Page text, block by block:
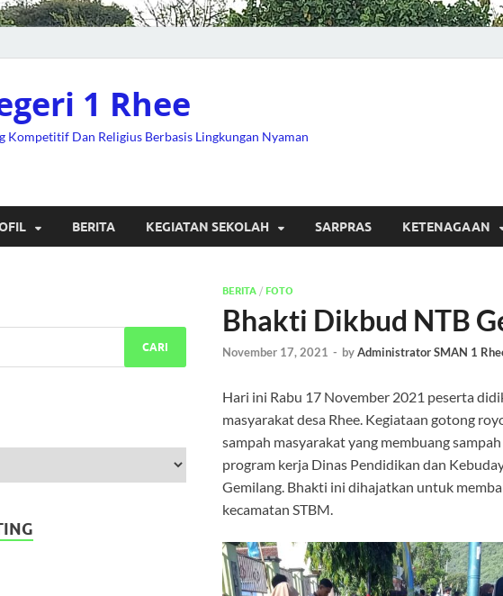
1 Rhee
Kompetitif Dan Religius Berbasis Lingkungan Nyaman
BERITA KEGIATAN SEKOLAH SARPRAS KETENAGAAN
BERITA / FOTO
Bhakti Dikbud NTB
November 17, 2021 - byAdministrator SMAN 1
Hari ini Rabu 17 November 2021 peserta
masyarakat desa Rhee. Kegiataan gotong
sampah masyarakat yang membuang
program kerja Dinas Pendidikan dan
Gemilang. Bhakti ini dihajatkan untuk
kecamatan STBM.